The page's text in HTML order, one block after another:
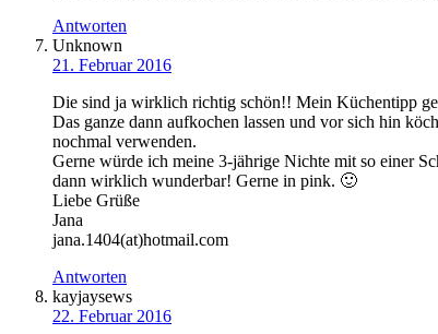
Antworten
Unknown
21. Februar 2016
Die sind ja wirklich richtig schön!! Mein Küchentipp
Das ganze dann aufkochen lassen und vor sich hin
nochmal verwenden.
Gerne würde ich meine 3-jährige Nichte mit so einer
dann wirklich wunderbar! Gerne in pink. 🙂
Liebe Grüße
Jana
jana.1404(at)hotmail.com
Antworten
kayjaysews
22. Februar 2016